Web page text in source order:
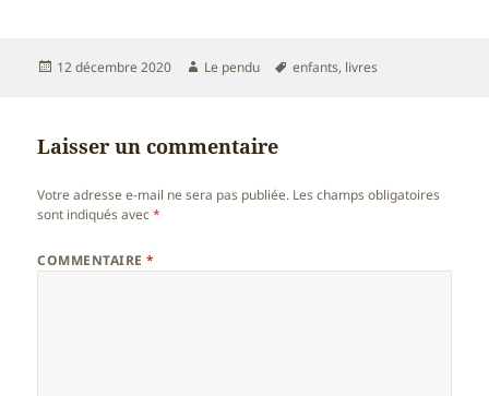
Publié
12 décembre 2020 Auteur
Le pendu
Mots-
enfants, livres
Laisser un commentaire
Votre adresse e-mail ne sera pas publiée. Les champs obligatoires
sont indiqués avec*
COMMENTAIRE*